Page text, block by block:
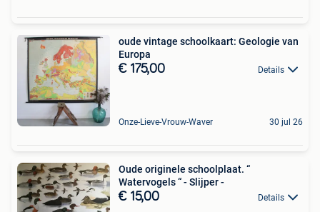
oude vintage schoolkaart: Geologie van
Europa
€ 175,00 Details
Onze-Lieve-Vrouw-Waver 30 jul 26
Oude originele schoolplaat. “
Watervogels “ - Slijper -
€ 15,00 Details